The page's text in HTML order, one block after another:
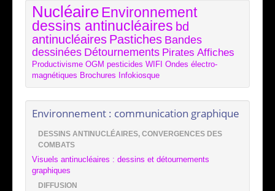
NucléaireEnvironnement
dessins antinucléaires bd
antinucléaires Pastiches Bandes
dessinées Détournements Pirates Affiches
Productivisme OGM pesticides WIFI Ondes électro-
magnétiques Brochures Infokiosque
Environnement : communication graphique
DESSINS ANTINUCLÉAIRES, CONVERGENCES DES
COMBATS
Visuels antinucléaires : dessins et détournements
graphiques
DIFFUSION